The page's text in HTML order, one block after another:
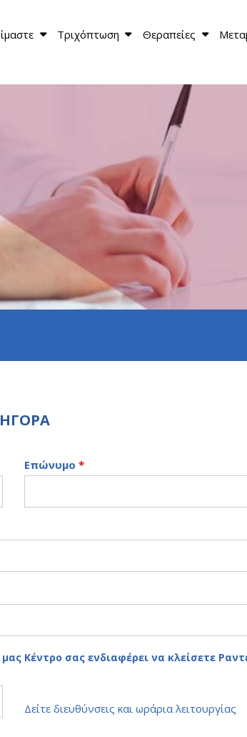
Τριχόπτωση Θεραπείες
Επώνυμο *
Κέντρο σας ενδιαφέρει να κλείσετε
Δείτε διευθύνσεις και ωράρια λειτουργίας